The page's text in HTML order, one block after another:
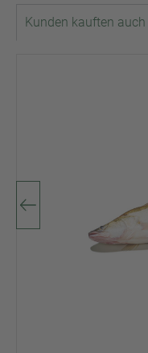
Kunden kauften auch